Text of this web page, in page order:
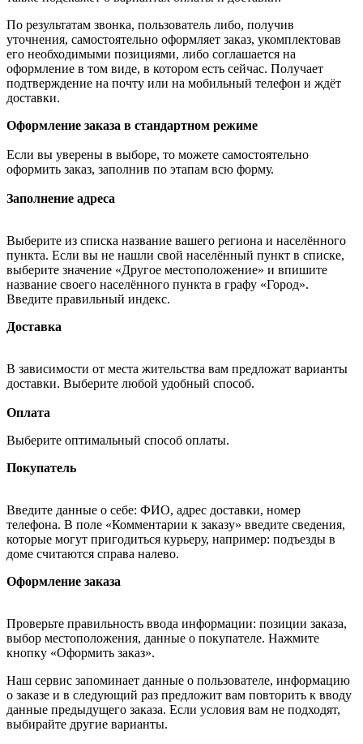
По результатам звонка, пользователь либо, получив
уточнения, самостоятельно оформляет заказ, укомплектовав
его необходимыми позициями, либо соглашается на
оформление в том виде, в котором есть сейчас. Получает
подтверждение на почту или на мобильный телефон и ждёт
доставки.
Оформление заказа в стандартном режиме
Если вы уверены в выборе, то можете самостоятельно
оформить заказ, заполнив по этапам всю форму.
Заполнение адреса
Выберите из списка название вашего региона и населённого
пункта. Если вы не нашли свой населённый пункт в списке,
выберите значение «Другое местоположение» и впишите
название своего населённого пункта в графу «Город».
Введите правильный индекс.
Доставка
В зависимости от места жительства вам предложат варианты
доставки. Выберите любой удобный способ.
Оплата
Выберите оптимальный способ оплаты.
Покупатель
Введите данные о себе: ФИО, адрес доставки, номер
телефона. В поле «Комментарии к заказу» введите сведения,
которые могут пригодиться курьеру, например: подъезды в
доме считаются справа налево.
Оформление заказа
Проверьте правильность ввода информации: позиции заказа,
выбор местоположения, данные о покупателе. Нажмите
кнопку «Оформить заказ».
Наш сервис запоминает данные о пользователе, информацию
о заказе и в следующий раз предложит вам повторить к вводу
данные предыдущего заказа. Если условия вам не подходят,
выбирайте другие варианты.